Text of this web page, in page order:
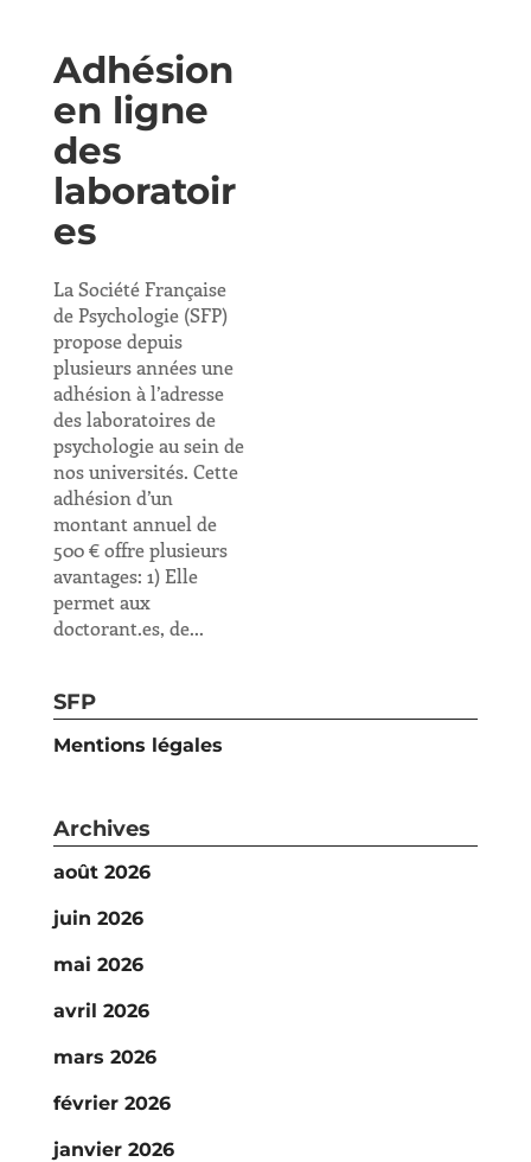
Adhésion
en ligne
des
laboratoir
es
La Société Française
de Psychologie (SFP)
propose depuis
plusieurs années une
adhésion à l’adresse
des laboratoires de
psychologie au sein de
nos universités. Cette
adhésion d’un
montant annuel de
500 € offre plusieurs
avantages: 1) Elle
permet aux
doctorant.es, de...
SFP
Mentions légales
Archives
août 2026
juin 2026
mai 2026
avril 2026
mars 2026
février 2026
janvier 2026